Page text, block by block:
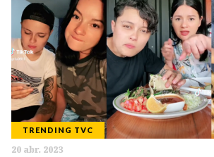
TRENDING TVC
20 abr. 2023